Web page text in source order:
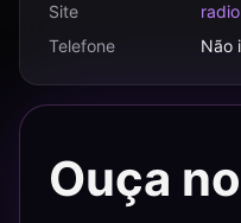
Site
Telefone
Não
Ouça